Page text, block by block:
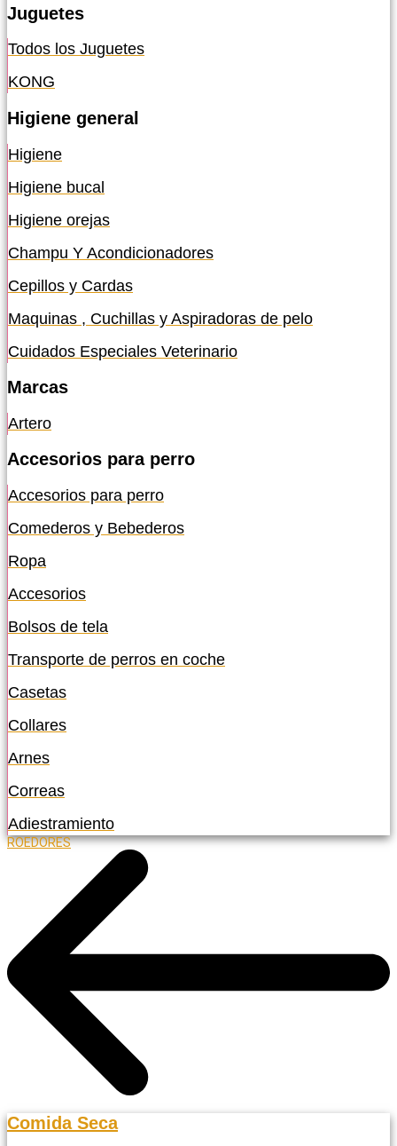
Juguetes
Todos los Juguetes
KONG
Higiene general
Higiene
Higiene bucal
Higiene orejas
Champu Y Acondicionadores
Cepillos y Cardas
Maquinas , Cuchillas y Aspiradoras de pelo
Cuidados Especiales Veterinario
Marcas
Artero
Accesorios para perro
Accesorios para perro
Comederos y Bebederos
Ropa
Accesorios
Bolsos de tela
Transporte de perros en coche
Casetas
Collares
Arnes
Correas
Adiestramiento
ROEDORES
Comida Seca